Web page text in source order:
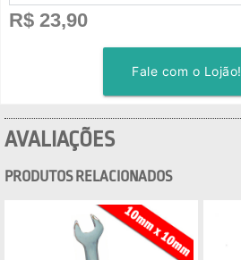
R$ 23,90
Fale com o Lojão!
AVALIAÇÕES
PRODUTOS RELACIONADOS